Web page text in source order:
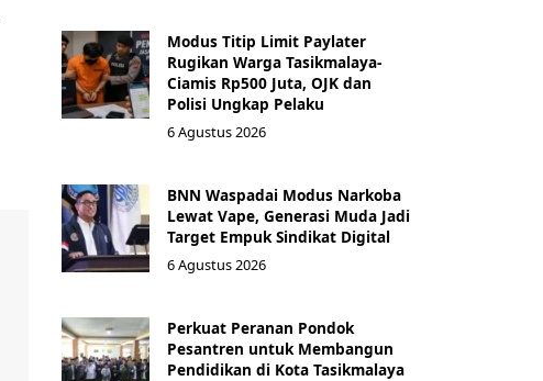
Modus Titip Limit Paylater
Rugikan Warga Tasikmalaya-
Ciamis Rp500 Juta, OJK dan
Polisi Ungkap Pelaku
6 Agustus 2026
BNN Waspadai Modus Narkoba
Lewat Vape, Generasi Muda Jadi
Target Empuk Sindikat Digital
6 Agustus 2026
Perkuat Peranan Pondok
Pesantren untuk Membangun
Pendidikan di Kota Tasikmalaya ‎